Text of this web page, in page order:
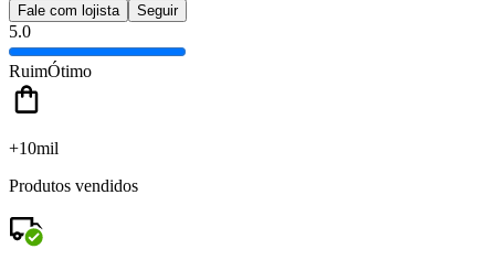
Fale com lojista Seguir
5.0
RuimÓtimo
+10mil
Produtos vendidos